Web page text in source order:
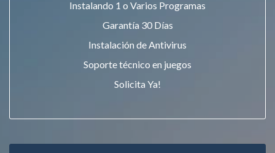
Instalando 1 o Varios Programas
Garantía 30 Días
Instalación de Antivirus
Soporte técnico en juegos
Solicita Ya!